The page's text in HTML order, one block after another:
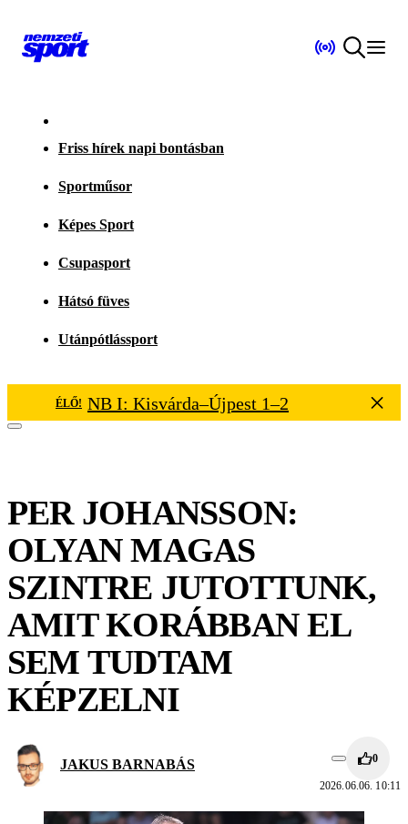
Friss hírek napi bontásban
Sportműsor
Képes Sport
Csupasport
Hátsó füves
Utánpótlássport
ÉLŐ! NB I: Kisvárda–Újpest 1–2
PER JOHANSSON:
OLYAN MAGAS
SZINTRE JUTOTTUNK,
AMIT KORÁBBAN EL
SEM TUDTAM
KÉPZELNI
JAKUS BARNABÁS 0
2026.06.06. 10:11